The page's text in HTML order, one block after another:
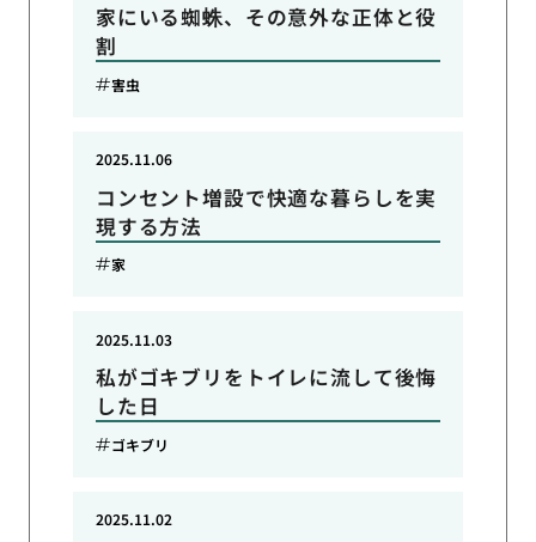
家にいる蜘蛛、その意外な正体と役
割
害虫
コンセント増設で快適な暮らしを実
現する方法
2025.11.06
家
私がゴキブリをトイレに流して後悔
した日
2025.11.03
ゴキブリ
2025.11.02